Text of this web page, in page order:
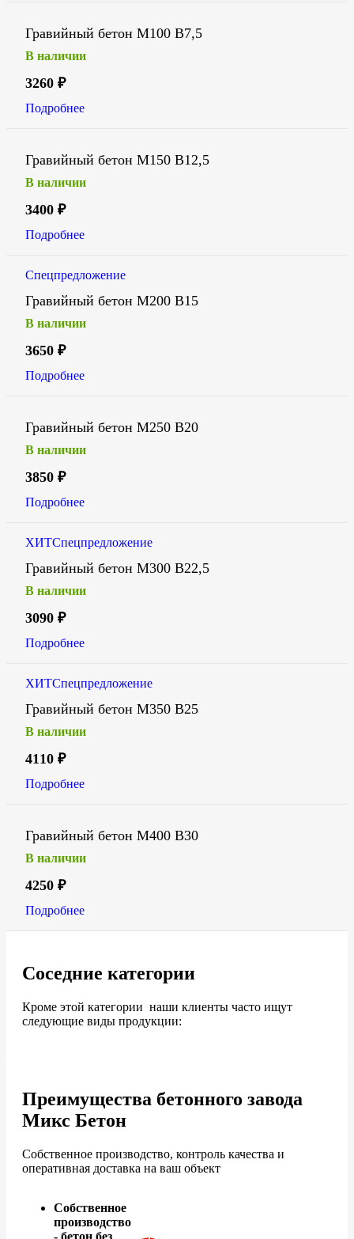
Гравийный бетон М100 В7,5
В наличии
3260 ₽
Подробнее
Гравийный бетон М150 В12,5
В наличии
3400 ₽
Подробнее
Спецпредложение
Гравийный бетон М200 В15
В наличии
3650 ₽
Подробнее
Гравийный бетон М250 В20
В наличии
3850 ₽
Подробнее
ХИТСпецпредложение
Гравийный бетон М300 В22,5
В наличии
3090 ₽
Подробнее
ХИТСпецпредложение
Гравийный бетон М350 В25
В наличии
4110 ₽
Подробнее
Гравийный бетон М400 В30
В наличии
4250 ₽
Подробнее
Соседние категории
Кроме этой категории наши клиенты часто ищут
следующие виды продукции:
Преимущества бетонного завода
Микс Бетон
Собственное производство, контроль качества и
оперативная доставка на ваш объект
Собственное
производство
- бетон без